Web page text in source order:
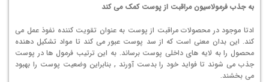
به جذب فرمولاسیون مراقبت از پوست کمک می کند
ادتا موجود در محصولات مراقبت از پوست به عنوان تقویت کننده نفوذ عمل می
کند. این بدان معنی است که از سد پوست عبور می کند تا مواد تشکیل دهنده
محصول را به لایه های داخلی پوست برساند. به این ترتیب فرمول ها در پوست
جذب می شوند تا فواید خود را بدست آورند , بنابراین وضعیت پوست را بهبود
می بخشند.